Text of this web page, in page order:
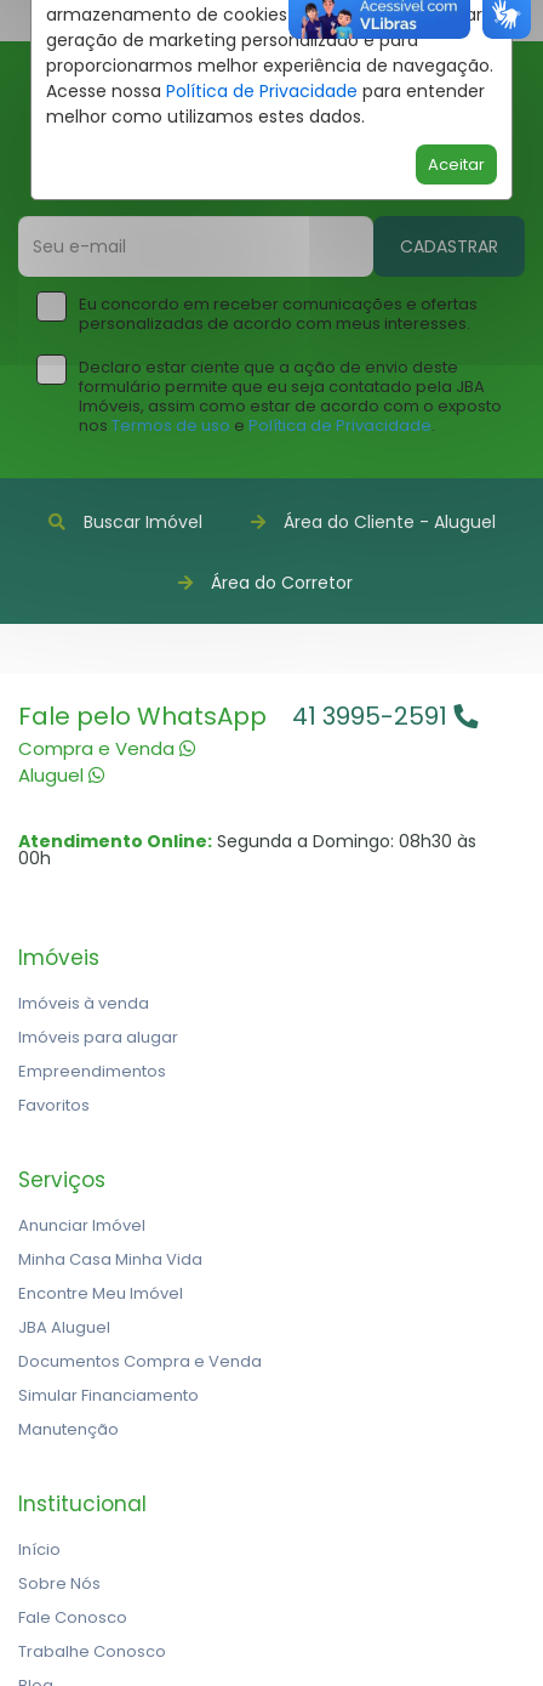
armazenamento de cookies em seu dispositivo para
geração de marketing personalizado e para
proporcionarmos melhor experiência de navegação.
Acesse nossa Política de Privacidade para entender
melhor como utilizamos estes dados.
Aceitar
Ofertas JBA
Insira seu email abaixo para receber ofertas da JBA
CADASTRAR
Eu concordo em receber comunicações e ofertas
personalizadas de acordo com meus interesses.
Declaro estar ciente que a ação de envio deste
formulário permite que eu seja contatado pela JBA
Imóveis, assim como estar de acordo com o exposto
nos Termos de uso e Política de Privacidade.
Buscar Imóvel Área do Cliente - Aluguel
Área do Corretor
Fale pelo WhatsApp
Compra e Venda
Aluguel
41 3995-2591
Atendimento Online: Segunda a Domingo: 08h30 às
00h
Imóveis
Imóveis à venda
Imóveis para alugar
Empreendimentos
Favoritos
Serviços
Anunciar Imóvel
Minha Casa Minha Vida
Encontre Meu Imóvel
JBA Aluguel
Documentos Compra e Venda
Simular Financiamento
Manutenção
Institucional
Início
Sobre Nós
Fale Conosco
Trabalhe Conosco